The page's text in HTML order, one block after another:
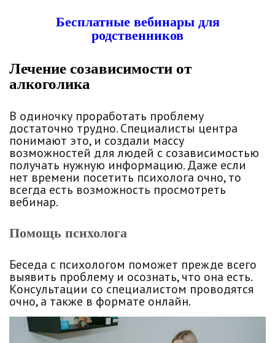
Бесплатные вебинары для
родственников
Лечение созависимости от
алкоголика
В одиночку проработать проблему
достаточно трудно. Специалисты центра
понимают это, и создали массу
возможностей для людей с созависимостью
получать нужную информацию. Даже если
нет времени посетить психолога очно, то
всегда есть возможность просмотреть
вебинар.
Помощь психолога
Беседа с психологом поможет прежде всего
выявить проблему и осознать, что она есть.
Консультации со специалистом проводятся
очно, а также в формате онлайн.